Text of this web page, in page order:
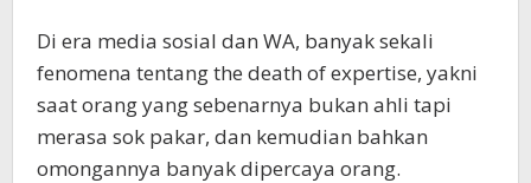
Di era media sosial dan WA, banyak sekali
fenomena tentang the death of expertise, yakni
saat orang yang sebenarnya bukan ahli tapi
merasa sok pakar, dan kemudian bahkan
omongannya banyak dipercaya orang.